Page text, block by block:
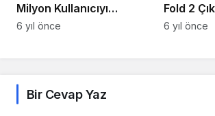
Milyon Kullanıcıyı
Kapsayan İddia!
6 yıl önce
Fold 2
Oldu!
6 yıl önce
Bir Cevap Yaz